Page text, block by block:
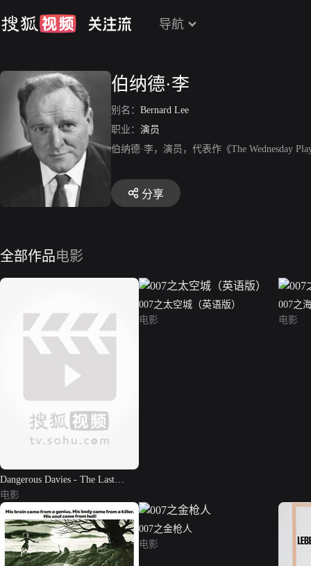
导航
伯纳德·李
别名： Bernard Lee
职业： 演员
伯纳德·李，演员，代表作《The Wednesday
分享
全部作品电影
Dangerous Davies - The Last
Detec...
电影
007之太空城（英语版）
电影
007之
电影
007之金枪人
电影